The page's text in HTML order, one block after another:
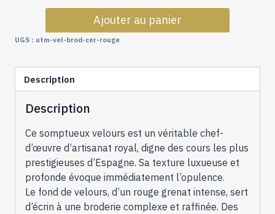
de
Velours
d'Or
Ajouter au panier
UGS : utm-vel-brod-cer-rouge
Description
Description
Ce somptueux velours est un véritable chef-
d’œuvre d’artisanat royal, digne des cours les plus
prestigieuses d’Espagne. Sa texture luxueuse et
profonde évoque immédiatement l’opulence.
Le fond de velours, d’un rouge grenat intense, sert
d’écrin à une broderie complexe et raffinée. Des